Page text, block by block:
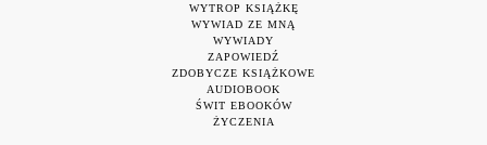
WYTROP KSIĄŻKĘ
WYWIAD ZE MNĄ
WYWIADY
ZAPOWIEDŹ
ZDOBYCZE KSIĄŻKOWE
AUDIOBOOK
ŚWIT EBOOKÓW
ŻYCZENIA